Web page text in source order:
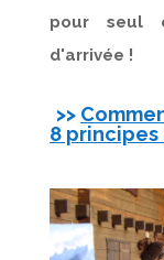
pour seul
d'arrivée !
>>
8